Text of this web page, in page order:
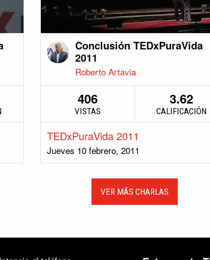
Conclusión TEDxPuraVida
2011
Roberto Artavia
406
VISTAS
3.62
CALIFICACIÓN
TEDxPuraVida 2011
Jueves 10 febrero, 2011
VER MÁS CHARLAS